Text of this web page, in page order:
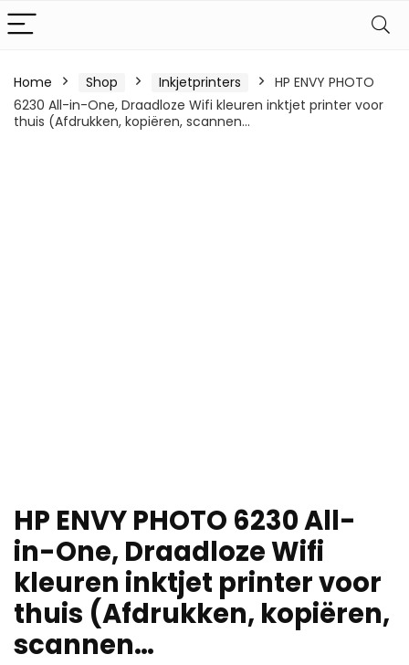
Home Shop Inkjetprinters
HP ENVY PHOTO
6230 All-in-One, Draadloze Wifi kleuren inktjet printer voor
thuis (Afdrukken, kopiëren, scannen…
HP ENVY PHOTO 6230 All-
in-One, Draadloze Wifi
kleuren inktjet printer voor
thuis (Afdrukken, kopiëren,
scannen…